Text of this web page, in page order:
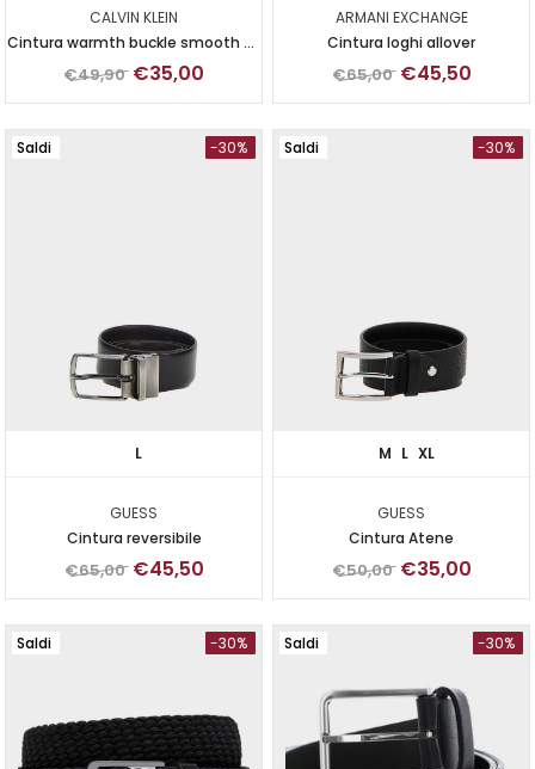
CALVIN KLEIN
Cintura warmth buckle smooth 35
mm
€49,90 €35,00
ARMANI EXCHANGE
Cintura loghi allover
€65,00 €45,50
Saldi -30%
L
GUESS
Cintura reversibile
€65,00 €45,50
Saldi -30%
M L XL
GUESS
Cintura Atene
€50,00 €35,00
Saldi -30% Saldi -30%